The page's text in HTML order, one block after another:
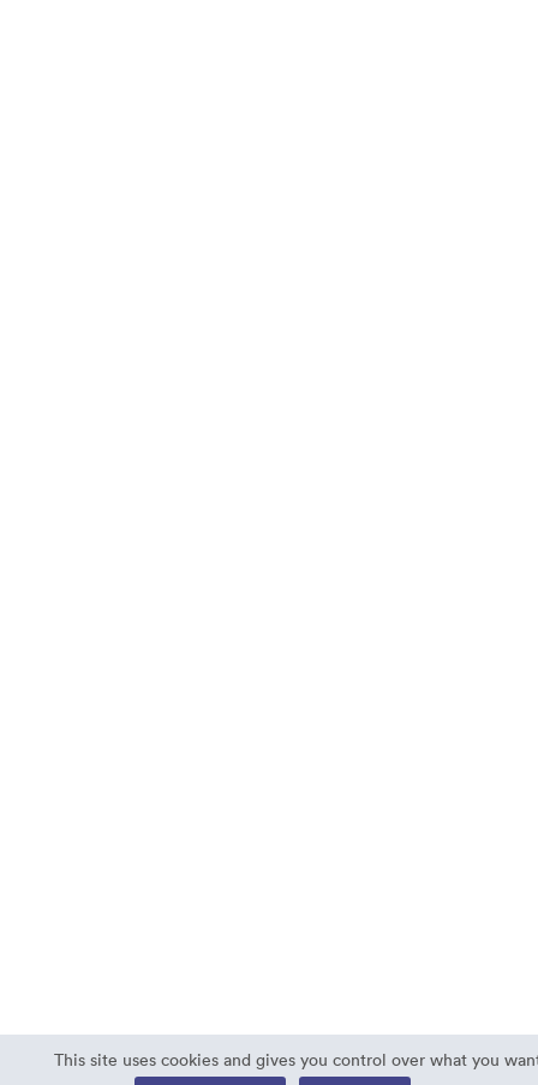
This site uses cookies and gives you control over what you